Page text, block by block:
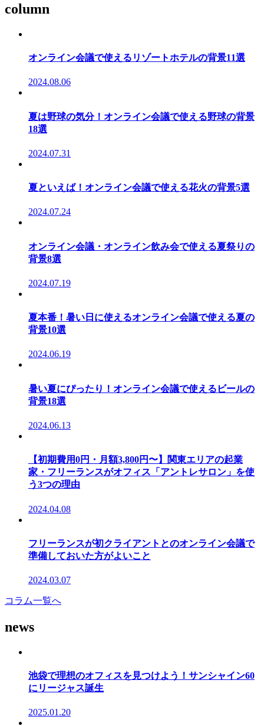
column
オンライン会議で使えるリゾートホテルの背景11選
2024.08.06
夏は野球の気分！オンライン会議で使える野球の背景
18選
2024.07.31
夏といえば！オンライン会議で使える花火の背景5選
2024.07.24
オンライン会議・オンライン飲み会で使える夏祭りの
背景8選
2024.07.19
夏本番！暑い日に使えるオンライン会議で使える夏の
背景10選
2024.06.19
暑い夏にぴったり！オンライン会議で使えるビールの
背景18選
2024.06.13
【初期費用0円・月額3,800円〜】関東エリアの起業
家・フリーランスがオフィス「アントレサロン」を使
う3つの理由
2024.04.08
フリーランスが初クライアントとのオンライン会議で
準備しておいた方がよいこと
2024.03.07
コラム一覧へ
news
池袋で理想のオフィスを見つけよう！サンシャイン60
にリージャス誕生
2025.01.20